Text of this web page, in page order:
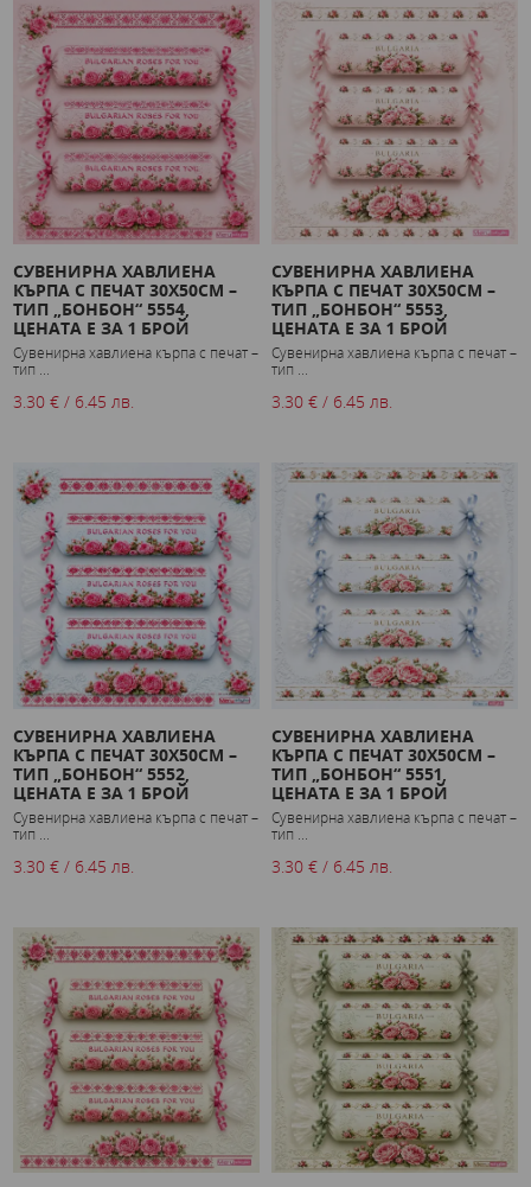
СУВЕНИРНА ХАВЛИЕНА
КЪРПА С ПЕЧАТ 30X50СМ –
ТИП „БОНБОН“ 5554,
ЦЕНАТА Е ЗА 1 БРОЙ
Сувенирна хавлиена кърпа с печат –
тип ...
3.30 € / 6.45 лв.
СУВЕНИРНА ХАВЛИЕНА
КЪРПА С ПЕЧАТ 30X50СМ –
ТИП „БОНБОН“ 5553,
ЦЕНАТА Е ЗА 1 БРОЙ
Сувенирна хавлиена кърпа с печат –
тип ...
3.30 € / 6.45 лв.
СУВЕНИРНА ХАВЛИЕНА
КЪРПА С ПЕЧАТ 30X50СМ –
ТИП „БОНБОН“ 5552,
ЦЕНАТА Е ЗА 1 БРОЙ
Сувенирна хавлиена кърпа с печат –
тип ...
3.30 € / 6.45 лв.
СУВЕНИРНА ХАВЛИЕНА
КЪРПА С ПЕЧАТ 30X50СМ –
ТИП „БОНБОН“ 5551,
ЦЕНАТА Е ЗА 1 БРОЙ
Сувенирна хавлиена кърпа с печат –
тип ...
3.30 € / 6.45 лв.